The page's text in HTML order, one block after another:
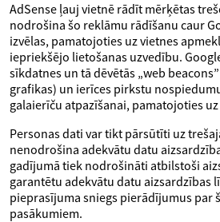
AdSense ļauj vietnē rādīt mērķētas
nodrošina šo reklāmu rādīšanu caur
izvēlas, pamatojoties uz vietnes
iepriekšējo lietošanas uzvedību.
sīkdatnes un tā dēvētās „web
grafikas) un ierīces pirkstu
galaierīču atpazīšanai, pamatojoties
Personas dati var tikt pārsūtīti uz
nenodrošina adekvātu datu
gadījumā tiek nodrošināti atbilstoši
garantētu adekvātu datu aizsardzības
pieprasījuma sniegs pierādījumus par
pasākumiem.